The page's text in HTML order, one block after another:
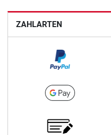
ZAHLARTEN